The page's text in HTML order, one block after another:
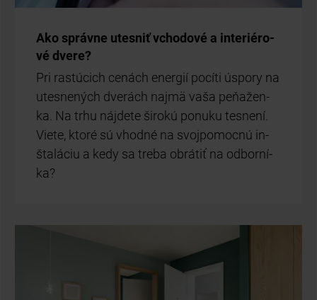
Ako správ­ne utes­niť vcho­do­vé a in­te­ri­é­ro­
vé dve­re?
Pri ras­tú­cich ce­nách ener­gií po­cí­ti úspo­ry na
utes­ne­ných dve­rách naj­mä vaša pe­ňa­žen­
ka. Na trhu náj­de­te ši­ro­kú po­nu­ku tes­ne­ní.
Vie­te, kto­ré sú vhod­né na svoj­po­moc­nú in­
šta­lá­ciu a kedy sa tre­ba ob­rá­tiť na od­bor­ní­
ka?